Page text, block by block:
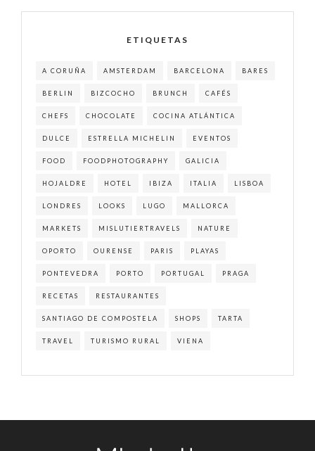
ETIQUETAS
A CORUÑA AMSTERDAM BARCELONA BARES
BERLIN BIZCOCHO BRUNCH CAFÉS
CHEFS CHOCOLATE COCINA ATLÁNTICA
DULCE ESTRELLA MICHELIN EVENTOS
FOOD FOODPHOTOGRAPHY GALICIA
HOJALDRE HOTEL IBIZA ITALIA LISBOA
LONDRES LOOKS LUGO MALLORCA
MARKETS MISLUTIERTRAVELS NATURE
OPORTO OURENSE PARIS PLAYAS
PONTEVEDRA PORTO PORTUGAL PRAGA
RECETAS RESTAURANTES
SANTIAGO DE COMPOSTELA SHOPS TARTA
TRAVEL TURISMO RURAL VIENA